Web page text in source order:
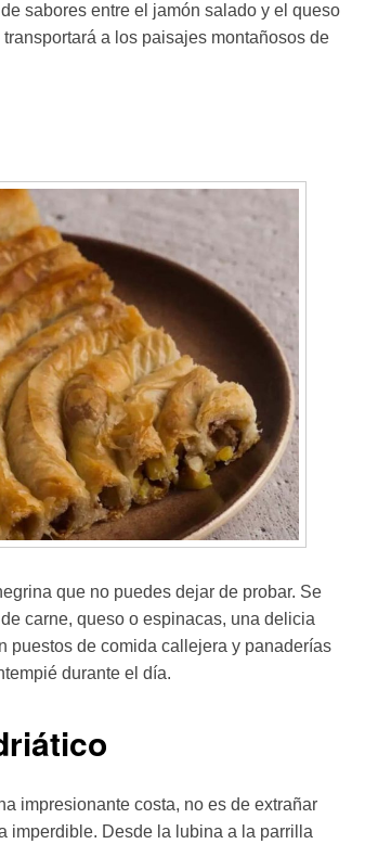
sabores entre el jamón salado y el queso
a los paisajes montañosos de
que no puedes dejar de probar. Se
carne, queso o espinacas, una delicia
puestos de comida callejera y panaderías
durante el día.
impresionante costa, no es de extrañar
imperdible. Desde la lubina a la parrilla